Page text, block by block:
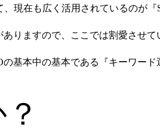
現在も広く活用されているのが『
りますので、ここでは割愛させ
基本中の基本である『キーワー